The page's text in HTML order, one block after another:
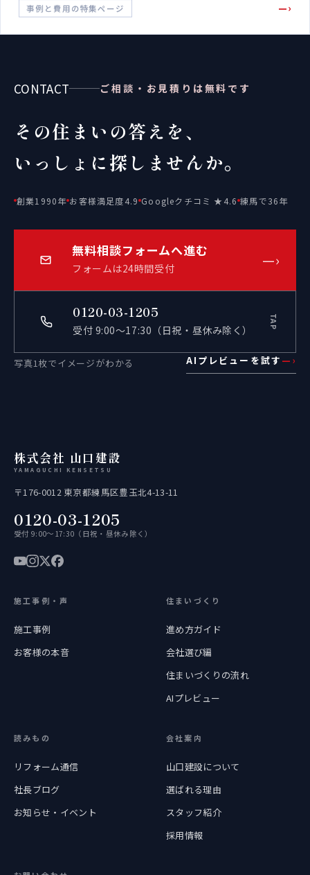
事例と費用の特集ページ —›
CONTACT ご相談・お見積りは無料です
その住まいの答えを、
いっしょに探しませんか。
創業1990年 お客様満足度4.9 Googleクチコミ ★4.6 練馬で36年
無料相談フォームへ進む
フォームは24時間受付 —›
0120-03-1205
受付 9:00〜17:30（日祝・昼休み除く） TAP
写真1枚でイメージがわかる AIプレビューを試す —›
株式会社 山口建設
YAMAGUCHI KENSETSU
〒176-0012 東京都練馬区豊玉北4-13-11
0120-03-1205
受付 9:00〜17:30（日祝・昼休み除く）
施工事例・声
施工事例
お客様の本音
住まいづくり
進め方ガイド
会社選び編
住まいづくりの流れ
AIプレビュー
読みもの
リフォーム通信
社長ブログ
お知らせ・イベント
会社案内
山口建設について
選ばれる理由
スタッフ紹介
採用情報